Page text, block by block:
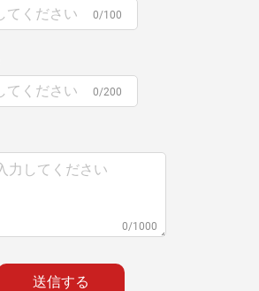
0/100
0/200
0/1000
送信する